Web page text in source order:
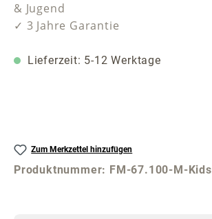
& Jugend
✓ 3 Jahre Garantie
Lieferzeit: 5-12 Werktage
Zum Merkzettel hinzufügen
Produktnummer: FM-67.100-M-Kids